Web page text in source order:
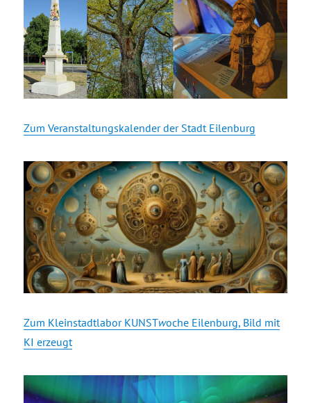
Zum Veranstaltungskalender der Stadt Eilenburg
Zum Kleinstadtlabor KUNSTwoche Eilenburg, Bild mit
KI erzeugt